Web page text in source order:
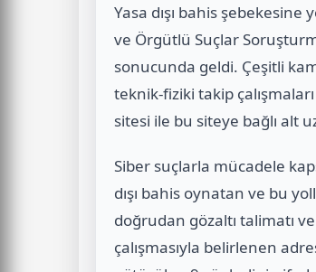
Yasa dışı bahis
ve Örgütlü Suçlar
sonucunda geldi. Çeşitli
teknik-fiziki takip
sitesi ile bu siteye bağlı alt
Siber suçlarla mücadele
dışı bahis oynatan ve bu
doğrudan gözaltı talimatı
çalışmasıyla belirlenen